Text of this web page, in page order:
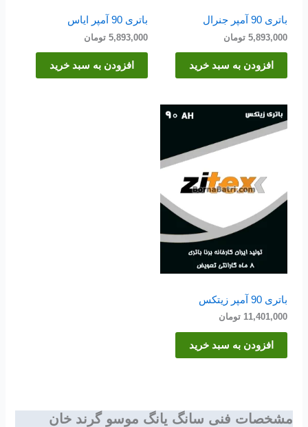
باتری 90 آمپر جنرال
5,893,000 تومان
افزودن به سبد خرید
باتری 90 آمپر ایاس
5,893,000 تومان
افزودن به سبد خرید
باتری 90 آمپر زیتکس
11,401,000 تومان
افزودن به سبد خرید
مشخصات فنی سانگ یانگ موسو گرند خان